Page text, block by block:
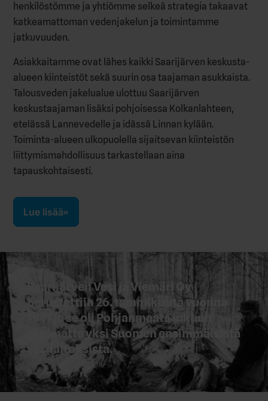
henkilöstömme ja yhtiömme selkeä strategia takaavat
katkeamattoman vedenjakelun ja toimintamme
jatkuvuuden.
Asiakkaitamme ovat lähes kaikki Saarijärven keskusta-
alueen kiinteistöt sekä suurin osa taajaman asukkaista.
Talousveden jakelualue ulottuu Saarijärven
keskustaajaman lisäksi pohjoisessa Kolkanlahteen,
etelässä Lannevedelle ja idässä Linnan kylään.
Toiminta-alueen ulkopuolella sijaitsevan kiinteistön
liittymismahdollisuus tarkastellaan aina
tapauskohtaisesti.
Lue lisää
Saarijärven Vesi ja Viemäri Oy
perustettiin 26. tammikuuta vuonna
1947 ja se oli Pohjanmaata lukuun
ottamatta yksi Suomen ensimmäisistä
vesilaitoksista.